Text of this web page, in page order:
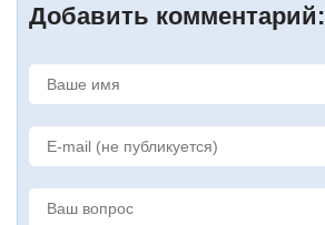
Добавить комментарий: